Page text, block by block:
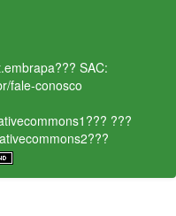
SAC:
fale-conosco
???